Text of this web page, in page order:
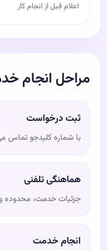
اعلام قبل از انجام کار
مراحل انجام
ثبت درخواست
با شماره کلیدجو تماس
هماهنگی تلفنی
جزئیات خدمت، محدوده
انجام خدمت